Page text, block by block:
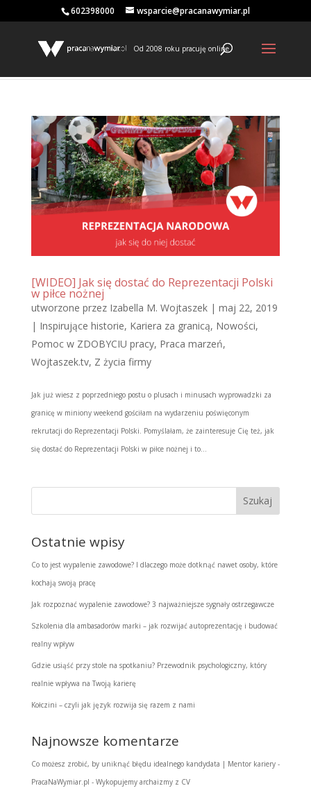
602398000 wsparcie@pracanawymiar.pl
Od 2008 roku pracuję online
[WIDEO] Jak się dostać do Reprezentacji Polski
w piłce nożnej
utworzone przez Izabella M. Wojtaszek| maj 22, 2019
| Inspirujące historie, Kariera za granicą, Nowości,
Pomoc w ZDOBYCIU pracy, Praca marzeń,
Wojtaszek.tv, Z życia firmy
Jak już wiesz z poprzedniego postu o plusach i minusach wyprowadzki za
granicę w miniony weekend gościłam na wydarzeniu poświęconym
rekrutacji do Reprezentacji Polski. Pomyślałam, że zainteresuje Cię też, jak
się dostać do Reprezentacji Polski w piłce nożnej i to...
Ostatnie wpisy
Co to jest wypalenie zawodowe? I dlaczego może dotknąć nawet osoby, które
kochają swoją pracę
Jak rozpoznać wypalenie zawodowe? 3 najważniejsze sygnały ostrzegawcze
Szkolenia dla ambasadorów marki – jak rozwijać autoprezentację i budować
realny wpływ
Gdzie usiąść przy stole na spotkaniu? Przewodnik psychologiczny, który
realnie wpływa na Twoją karierę
Kołczini – czyli jak język rozwija się razem z nami
Najnowsze komentarze
Co możesz zrobić, by uniknąć błędu idealnego kandydata | Mentor kariery -
PracaNaWymiar.pl - Wykopujemy archaizmy z CV